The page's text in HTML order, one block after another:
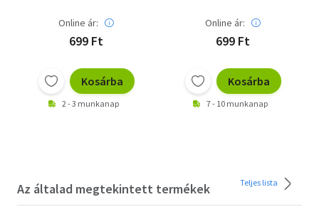
Online ár:
699 Ft
Kosárba
2 - 3 munkanap
Online ár:
699 Ft
Kosárba
7 - 10 munkanap
Az általad megtekintett termékek Teljes lista